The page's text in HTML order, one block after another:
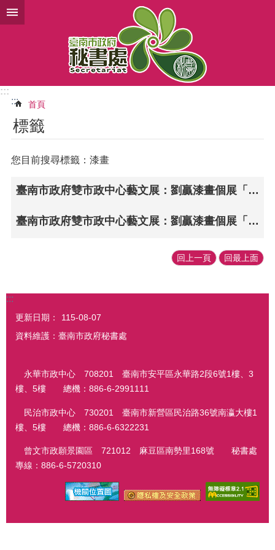
跳到主要內容區塊
:::
:::
首頁
標籤
您目前搜尋標籤：漆畫
臺南市政府雙市政中心藝文展：劉贏漆畫個展「漆情畫意」（永華市政中心發布）
臺南市政府雙市政中心藝文展：劉贏漆畫個展「漆情畫意」（民治市政中心發布）
回上一頁 回最上面
:::
更新日期：
115-08-07
資料維護：臺南市政府秘書處
永華市政中心 708201 臺南市安平區永華路2段6號1樓、3
樓、5樓 總機：886-6-2991111
民治市政中心 730201 臺南市新營區民治路36號南瀛大樓1
樓、5樓 總機：886-6-6322231
曾文市政願景園區 721012 麻豆區南勢里168號 秘書處
專線：886-6-5720310